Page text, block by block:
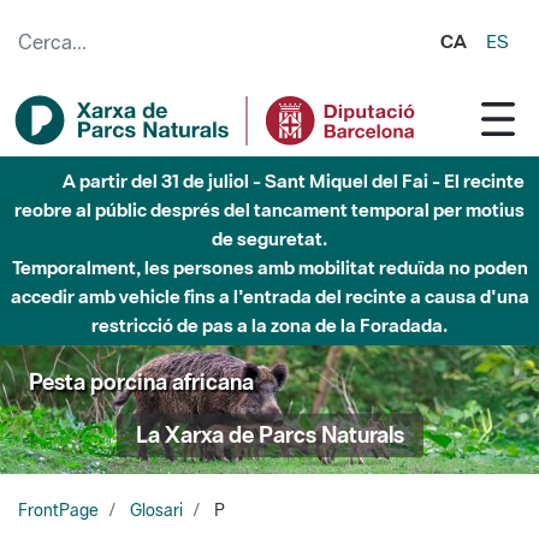
CA ES
Fins al desembre de 2026 - Parc Fluvial Besòs -
Afectacions a la llera del Parc Fluvial del Besòs degut a
obres de construcció d'una passera sobre el riu
Pesta porcina africana
La Xarxa de Parcs Naturals
FrontPage Glosari P